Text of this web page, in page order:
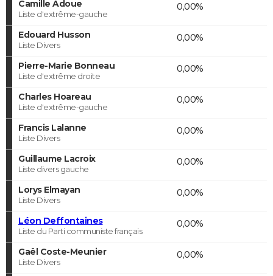
Camille Adoue
Liste d'extrême-gauche
0,00%
Edouard Husson
Liste Divers
0,00%
Pierre-Marie Bonneau
Liste d'extrême droite
0,00%
Charles Hoareau
Liste d'extrême-gauche
0,00%
Francis Lalanne
Liste Divers
0,00%
Guillaume Lacroix
Liste divers gauche
0,00%
Lorys Elmayan
Liste Divers
0,00%
Léon Deffontaines
Liste du Parti communiste français
0,00%
Gaël Coste-Meunier
Liste Divers
0,00%